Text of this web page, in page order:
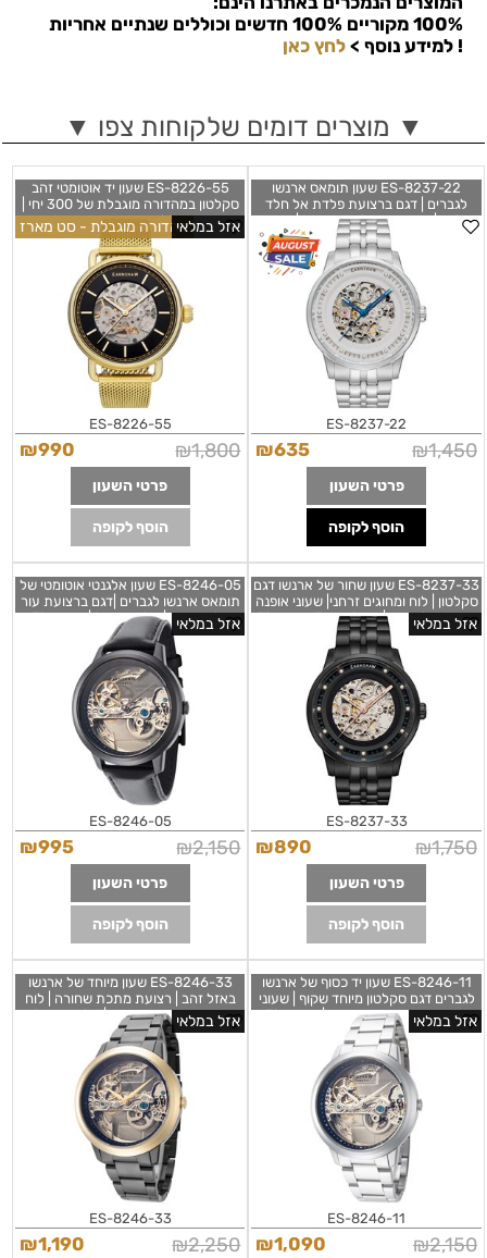
100% מקוריים 100% חדשים וכוללים שנתיים אחריות
! למידע נוסף > לחץ כאן
▼ מוצרים דומים שלקוחות צפו ▼
ES-8237-22 שעון תומאס ארנשו
לגברים | דגם ברצועת פלדת אל חלד
סקלטון | מחוגים כחולים מיוחדים | שנתיים
אחריות |Thomas Earnshaw Men's
ES-8237-22 Meridian 43mm
ES-8237-22
₪1,450
₪635
פרטי השעון
הוסף לקופה
ES-8226-55 שעון יד אוטומטי זהב
סקלטון במהדורה מוגבלת של 300 יחי |
מגיע סט כולל רצועת עור נוספת ! חנות
שעוי אופנה בראשון לציון | Thomas
Earnshaw Men's ES-8226-55
Boulton 43mm
מהדורה מוגבלת - סט מארזאזל במלאי
ES-8226-55
₪1,800
₪990
פרטי השעון
הוסף לקופה
ES-8237-33 שעון שחור של ארנשו דגם
סקלטון | לוח ומחוגים זרחני| שעוני אופנה
מיוחדים לגברים | Thomas Earnshaw
Men's ES-8237-33 Meridian 43mm
אזל במלאי
ES-8237-33
₪1,750
₪890
פרטי השעון
הוסף לקופה
ES-8246-05 שעון אלגנטי אוטומטי של
תומאס ארנשו לגברים |דגם ברצועת עור
בלוח שקוף | מלאי מוגבל | Thomas
Earnshaw Men's ES-8246-05
Cornwall 42mm Automatic Watch
אזל במלאי
ES-8246-05
₪2,150
₪995
פרטי השעון
הוסף לקופה
ES-8246-11 שעון יד כסוף של ארנשו
לגברים דגם סקלטון מיוחד שקוף | שעוני
אופנה אוטומטיים מיוחדים | Thomas
Earnshaw Men's ES-8246-11
Cornwall 42mm Automatic Watch
אזל במלאי
ES-8246-11
₪2,150
₪1,090
ES-8246-33 שעון מיוחד של ארנשו
באזל זהב | רצועת מתכת שחורה | לוח
שקוף ומיוחד אוטומטי | מלאי מוגבל
בהחלט | שעוני אופנה יוקרתיים |
Thomas Earnshaw Men's ES-
8246-33 Cornwall 42mm
Automatic Watch
אזל במלאי
ES-8246-33
₪2,250
₪1,190